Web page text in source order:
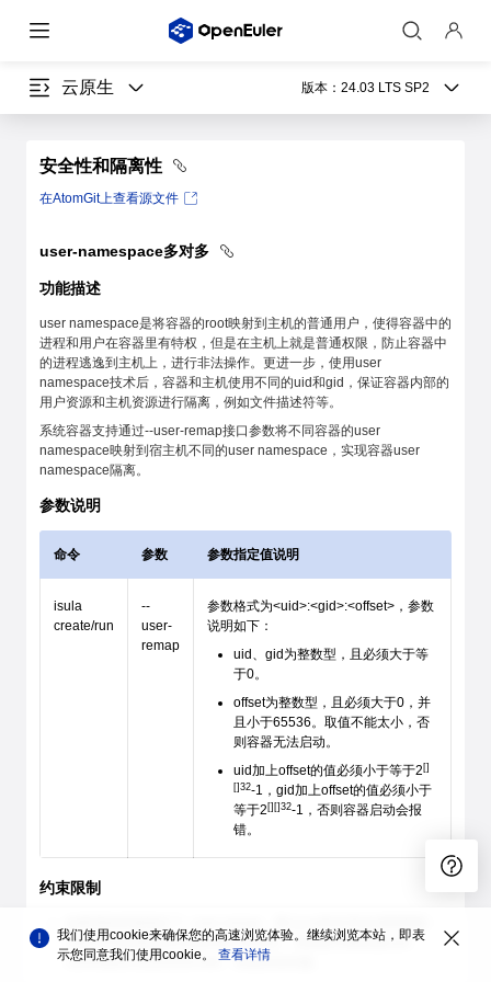
云原生 版本： 24.03 LTS SP2
安全性和隔离性
在AtomGit上查看源文件
user-namespace多对多
功能描述
user namespace是将容器的root映射到主机的普通用户，使得容器中的
进程和用户在容器里有特权，但是在主机上就是普通权限，防止容器中
的进程逃逸到主机上，进行非法操作。更进一步，使用user
namespace技术后，容器和主机使用不同的uid和gid，保证容器内部的
用户资源和主机资源进行隔离，例如文件描述符等。
系统容器支持通过--user-remap接口参数将不同容器的user
namespace映射到宿主机不同的user namespace，实现容器user
namespace隔离。
参数说明
命令 参数 参数指定值说明
isula
create/run
--
user-
remap
参数格式为<uid>:<gid>:<offset>，参数
说明如下：
uid、gid为整数型，且必须大于等
于0。
offset为整数型，且必须大于0，并
且小于65536。取值不能太小，否
则容器无法启动。
uid加上offset的值必须小于等于2
32-1，gid加上offset的值必须小于
等于2
32-1，否则容器启动会报
错。
约束限制
user-remap指定的uid/gid用户所访问，否则会导致容器user
namespace无法访问rootfs，容器启动失败。
我们使用cookie来确保您的高速浏览体验。继续浏览本站，即表
示您同意我们使用cookie。 查看详情